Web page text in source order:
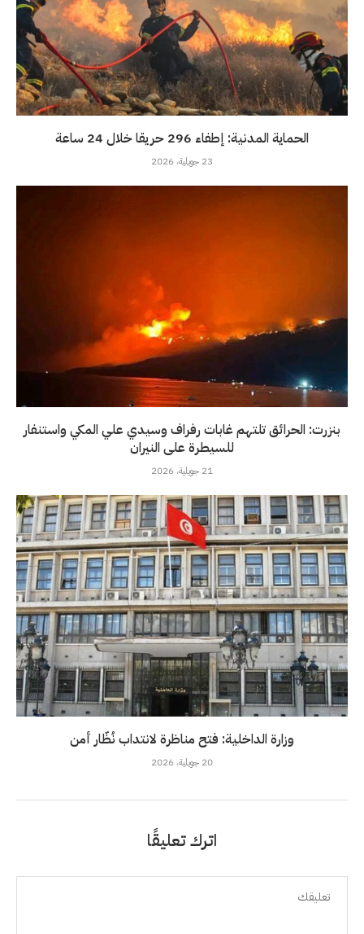
الحماية المدنية: إطفاء 296 حريقا خلال 24 ساعة
23 جويلية، 2026
بنزرت: الحرائق تلتهم غابات رفراف وسيدي علي المكي واستنفار
للسيطرة على النيران
21 جويلية، 2026
وزارة الداخلية: فتح مناظرة لانتداب نُظّار أمن
20 جويلية، 2026
اترك تعليقًا